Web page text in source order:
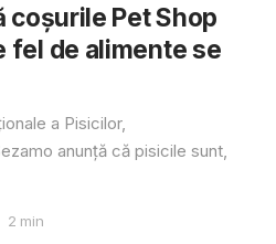
coșurile Pet Shop
fel de alimente se
a Pisicilor,
anunță că pisicile sunt,
2 min